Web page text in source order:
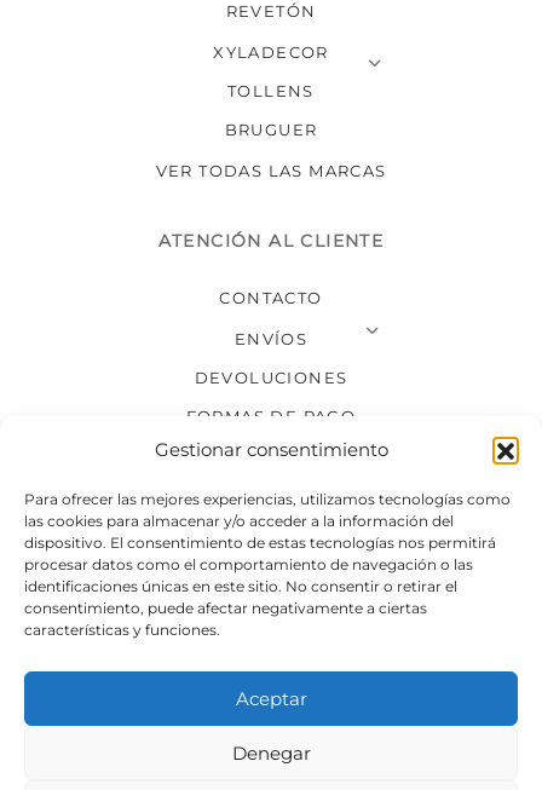
Gestionar consentimiento
Para ofrecer las mejores experiencias, utilizamos tecnologías como
las cookies para almacenar y/o acceder a la información del
dispositivo. El consentimiento de estas tecnologías nos permitirá
procesar datos como el comportamiento de navegación o las
identificaciones únicas en este sitio. No consentir o retirar el
consentimiento, puede afectar negativamente a ciertas
características y funciones.
Aceptar
Denegar
REVETÓN
XYLADECOR
TOLLENS
BRUGUER
VER TODAS LAS MARCAS
ATENCIÓN AL CLIENTE
CONTACTO
ENVÍOS
DEVOLUCIONES
FORMAS DE PAGO
SÍGUENOS